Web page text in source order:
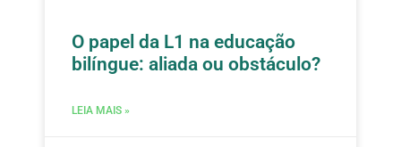
O papel da L1 na educação
bilíngue: aliada ou obstáculo?
LEIA MAIS »